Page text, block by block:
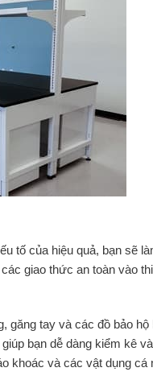
tố của hiệu quả, bạn sẽ
giao thức an toàn vào
găng tay và các đồ bảo
bạn dễ dàng kiểm kê
khoác và các vật dụng cá